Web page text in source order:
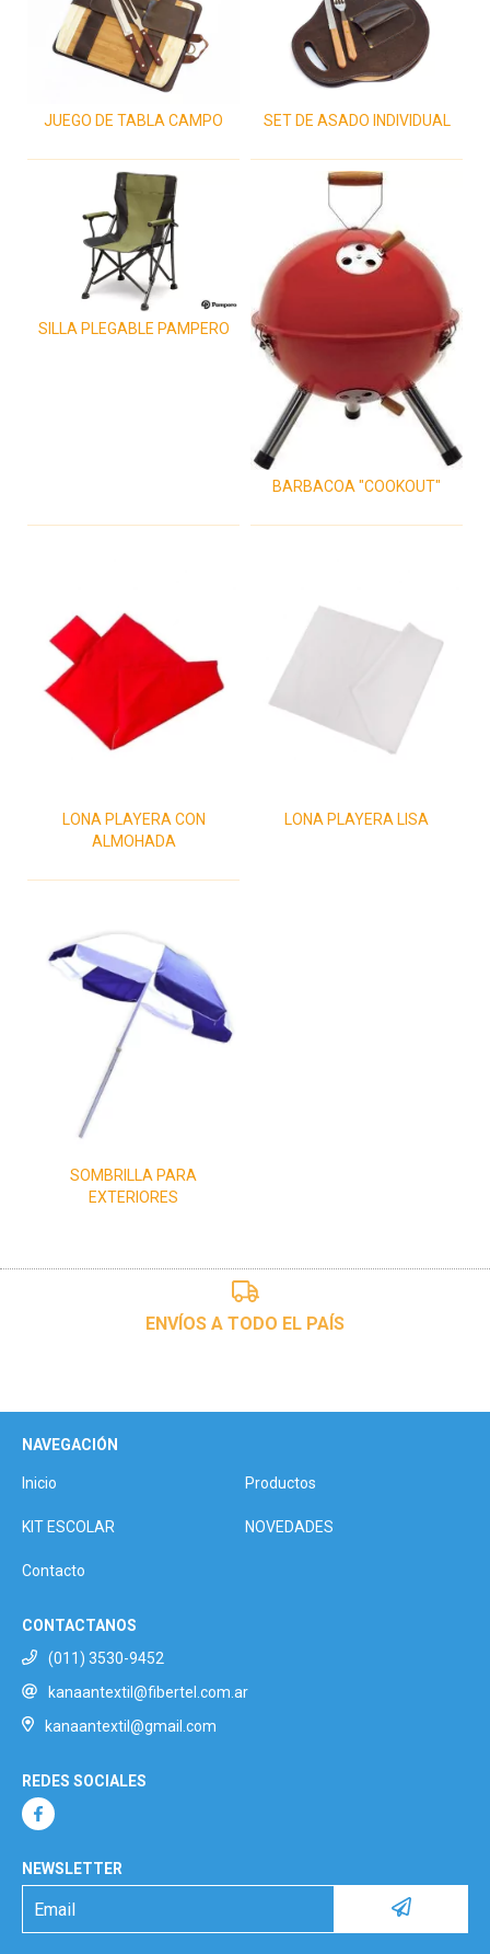
JUEGO DE TABLA CAMPO SET DE ASADO INDIVIDUAL
SILLA PLEGABLE PAMPERO
BARBACOA "COOKOUT"
LONA PLAYERA CON
ALMOHADA
LONA PLAYERA LISA
SOMBRILLA PARA
EXTERIORES
ENVÍOS A TODO EL PAÍS
NAVEGACIÓN
Inicio Productos
KIT ESCOLAR NOVEDADES
Contacto
CONTACTANOS
(011) 3530-9452
kanaantextil@fibertel.com.ar
kanaantextil@gmail.com
REDES SOCIALES
NEWSLETTER